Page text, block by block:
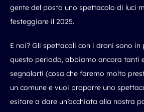
gente del posto uno spettacolo di luci
festeggiare il 2025.
E noi? Gli spettacoli con i droni sono
questo periodo, abbiamo ancora tanti
segnalarti (cosa che faremo molto
un comune e vuoi proporre uno
esitare a dare un’occhiata alla nostra